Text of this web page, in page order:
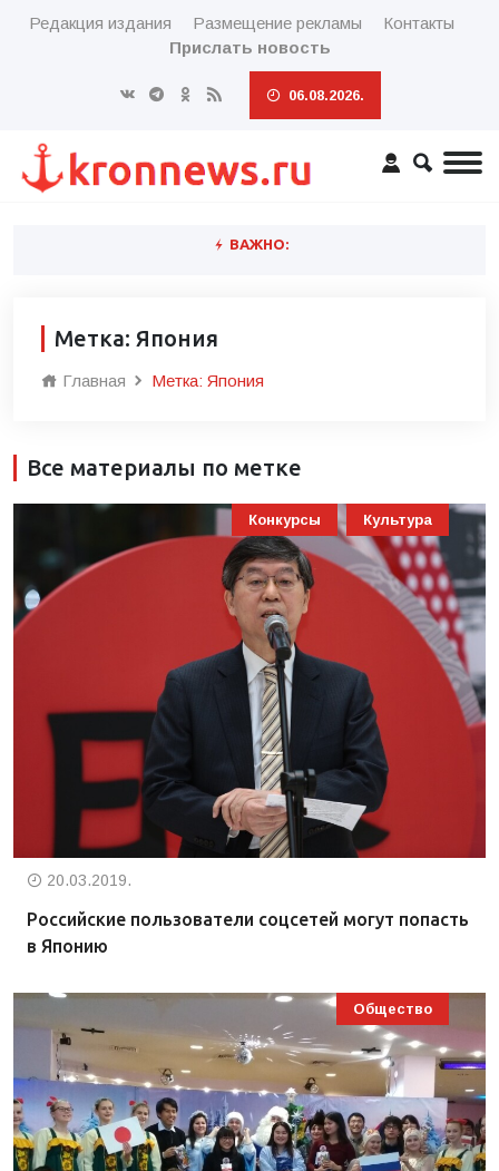
Редакция издания Размещение рекламы
Контакты
Прислать новость
06.08.2026.
ВАЖНО:
Метка: Япония
Главная Метка: Япония
Все материалы по метке
Конкурсы Культура
20.03.2019.
Российские пользователи соцсетей могут попасть
в Японию
Общество